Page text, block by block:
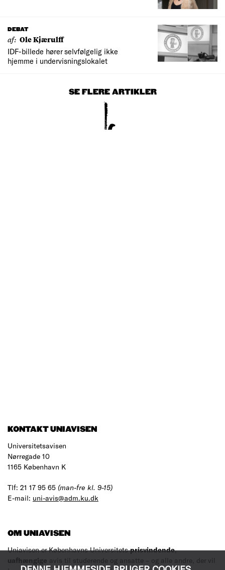
DEBAT
af: Ole Kjærulff
IDF-billede hører selvfølgelig ikke
hjemme i undervisningslokalet
SE FLERE ARTIKLER
KONTAKT UNIAVISEN
Universitetsavisen
Nørregade 10
1165 København K
Tlf: 21 17 95 65 (man-fre kl. 9-15)
E-mail: uni-avis@adm.ku.dk
OM UNIAVISEN
Uniavisen er Københavns Universitetsprisvindende,
uafhængige avis til studerende og ansatte – og alle andre, der vil